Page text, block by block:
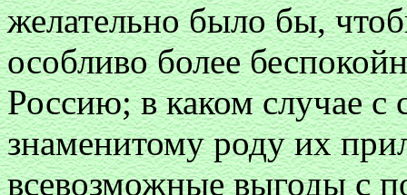
желательно было бы,
особливо более
Россию; в каком случае с
знаменитому роду их
всевозможные выгоды с